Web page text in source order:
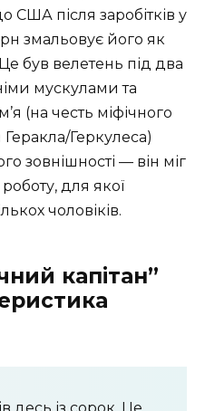
США після заробітків у
змальовує його як
був велетень під два
мускулами та
(на честь міфічного
Геркулеса)
зовнішності — він міг
для якої
чоловіків.
капітан”